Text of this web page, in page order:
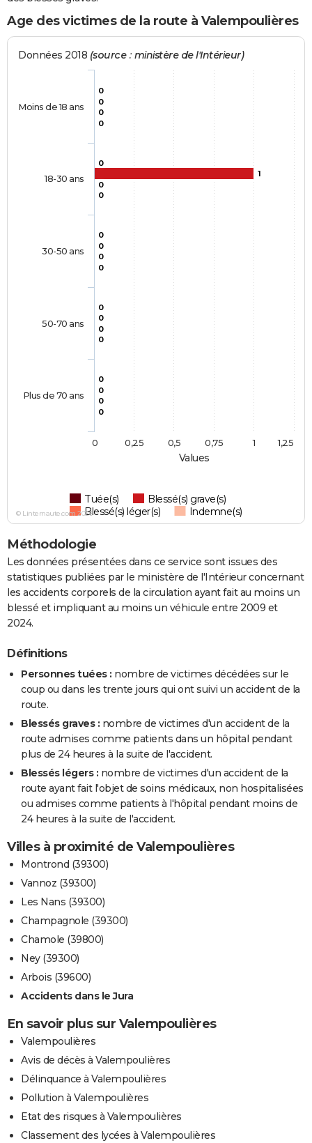
Age des victimes de la route à Valempoulières
Values
Données 2018 (source : ministère de l'Intérieur)
0
0
0
0
0
0
1
0
0
0
0
0
0
0
0
0
0
0
0
0
Tuée(s)
Blessé(s) grave(s)
Blessé(s) léger(s)
Indemne(s)
Moins de 18 ans
18-30 ans
30-50 ans
50-70 ans
Plus de 70 ans
0 1
0,25 0,5 0,75 1,25
© Linternaute.com 2026
Méthodologie
Les données présentées dans ce service sont issues des
statistiques publiées par le ministère de l'Intérieur concernant
les accidents corporels de la circulation ayant fait au moins un
blessé et impliquant au moins un véhicule entre 2009 et
2024.
Définitions
Personnes tuées : nombre de victimes décédées sur le
coup ou dans les trente jours qui ont suivi un accident de la
route.
Blessés graves : nombre de victimes d'un accident de la
route admises comme patients dans un hôpital pendant
plus de 24 heures à la suite de l'accident.
Blessés légers : nombre de victimes d'un accident de la
route ayant fait l'objet de soins médicaux, non hospitalisées
ou admises comme patients à l'hôpital pendant moins de
24 heures à la suite de l'accident.
Villes à proximité de Valempoulières
Montrond (39300)
Vannoz (39300)
Les Nans (39300)
Champagnole (39300)
Chamole (39800)
Ney (39300)
Arbois (39600)
Accidents dans le Jura
En savoir plus sur Valempoulières
Valempoulières
Avis de décès à Valempoulières
Délinquance à Valempoulières
Pollution à Valempoulières
Etat des risques à Valempoulières
Classement des lycées à Valempoulières